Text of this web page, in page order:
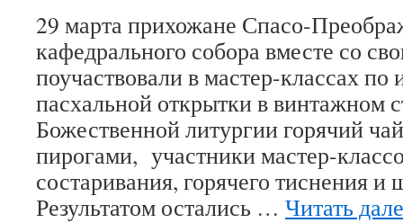
29 марта прихожане Спасо-
кафедрального собора вместе со
поучаствовали в мастер-классах по
пасхальной открытки в винтажном
Божественной литургии горячий
пирогами, участники мастер-
состаривания, горячего тиснения и
Результатом остались … Читать